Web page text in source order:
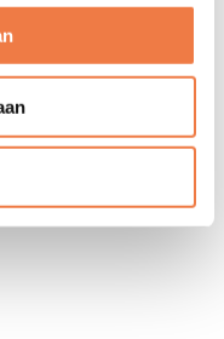
en bovenbouw: